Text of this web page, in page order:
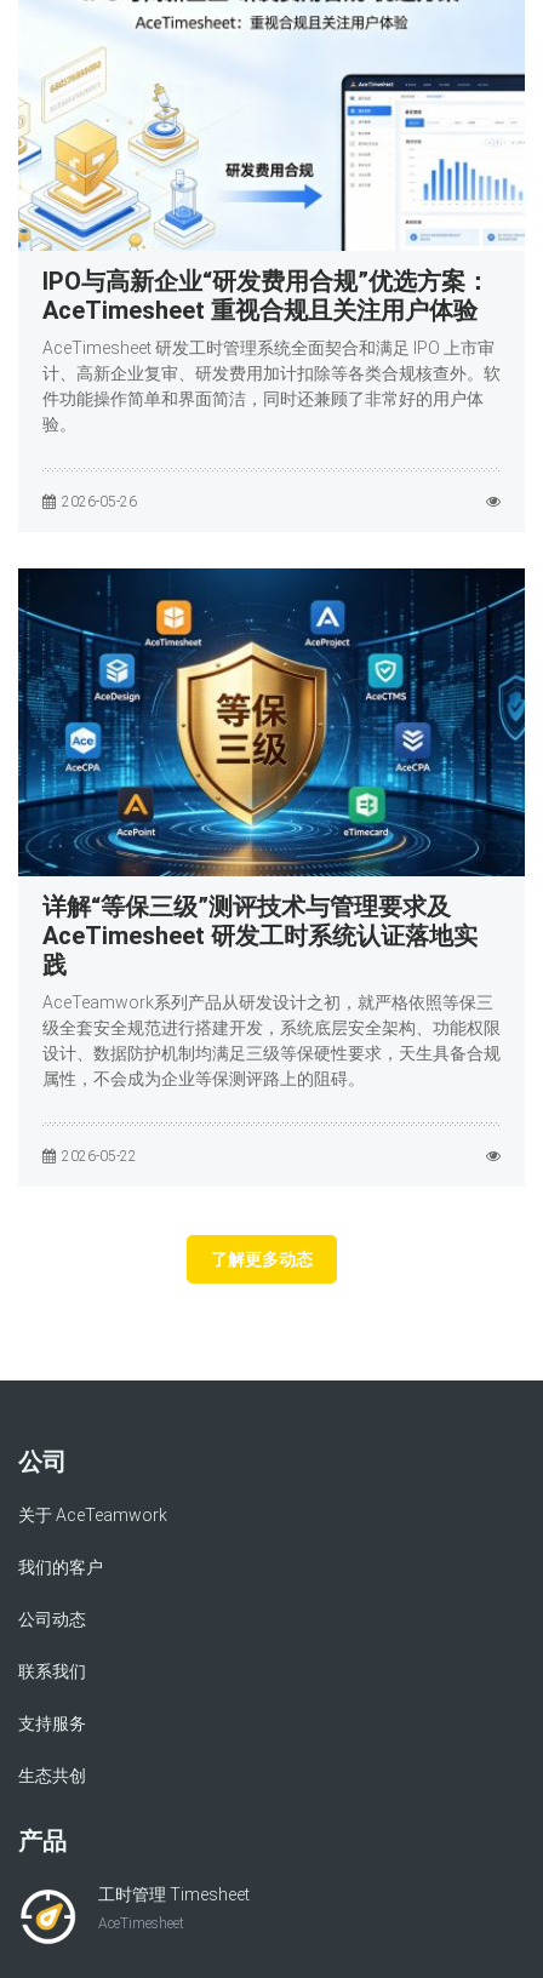
IPO与高新企业“研发费用合规”优选方案：
AceTimesheet 重视合规且关注用户体验
AceTimesheet 研发工时管理系统全面契合和满足 IPO 上市审
计、高新企业复审、研发费用加计扣除等各类合规核查外。软
件功能操作简单和界面简洁，同时还兼顾了非常好的用户体
验。
2026-05-26
详解“等保三级”测评技术与管理要求及
AceTimesheet 研发工时系统认证落地实
践
AceTeamwork系列产品从研发设计之初，就严格依照等保三
级全套安全规范进行搭建开发，系统底层安全架构、功能权限
设计、数据防护机制均满足三级等保硬性要求，天生具备合规
属性，不会成为企业等保测评路上的阻碍。
2026-05-22
了解更多动态
公司
关于 AceTeamwork
我们的客户
公司动态
联系我们
支持服务
生态共创
产品
工时管理 Timesheet
AceTimesheet